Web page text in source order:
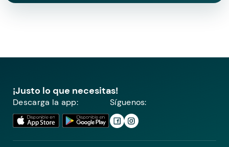
¡Justo lo que necesitas!
Descarga la app: Síguenos: